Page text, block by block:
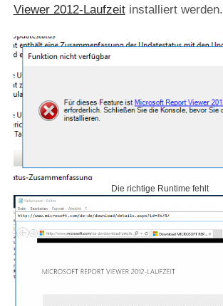
Viewer 2012-Laufzeitinstalliert werden.
Die richtige Runtime fehlt